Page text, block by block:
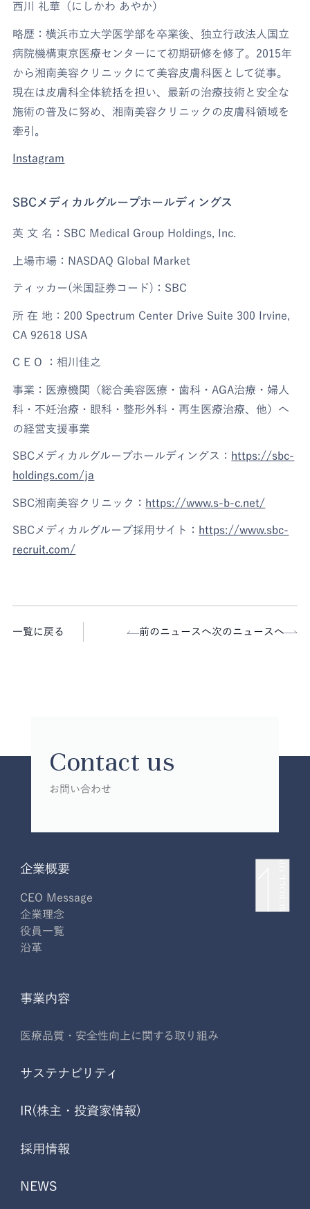
西川 礼華（にしかわ あやか）
略歴：横浜市立大学医学部を卒業後、独立行政法人国立
病院機構東京医療センターにて初期研修を修了。2015年
から湘南美容クリニックにて美容皮膚科医として従事。
現在は皮膚科全体統括を担い、最新の治療技術と安全な
施術の普及に努め、湘南美容クリニックの皮膚科領域を
牽引。
Instagram
SBCメディカルグループホールディングス
英 文 名：SBC Medical Group Holdings, Inc.
上場市場：NASDAQ Global Market
ティッカー(米国証券コード)：SBC
所 在 地：200 Spectrum Center Drive Suite 300 Irvine,
CA 92618 USA
C E O ：相川佳之
事業：医療機関（総合美容医療・歯科・AGA治療・婦人
科・不妊治療・眼科・整形外科・再生医療治療、他）へ
の経営支援事業
SBCメディカルグループホールディングス： https://sbc-
holdings.com/ja
SBC湘南美容クリニック： https://www.s-b-c.net/
SBCメディカルグループ採用サイト： https://www.sbc-
recruit.com/
一覧に戻る 前のニュースへ次のニュースへ
Contact us
お問い合わせ
企業概要
CEO Message
企業理念
役員一覧
沿革
事業内容
医療品質・安全性向上に関する取り組み
サステナビリティ
IR(株主・投資家情報)
採用情報
NEWS